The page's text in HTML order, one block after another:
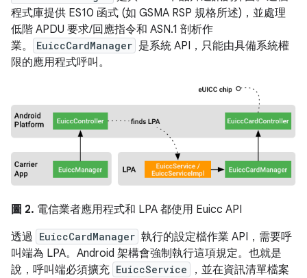
程式庫提供 ES10 函式 (如 GSMA RSP 規格所述)，並處理
低階 APDU 要求/回應指令和 ASN.1 剖析作
業。
EuiccCardManager 是系統 API，只能由具備系統權
限的應用程式呼叫。
圖 2. 電信業者應用程式和 LPA 都使用 Euicc API
透過 EuiccCardManager 執行的設定檔作業 API，需要呼
叫端為 LPA。Android 架構會強制執行這項規定。也就是
說，呼叫端必須擴充 EuiccService
，並在資訊清單檔案